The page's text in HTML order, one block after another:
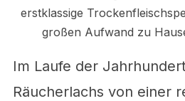
erstklassige
großen Aufwand zu
Im Laufe der
Räucherlachs von einer